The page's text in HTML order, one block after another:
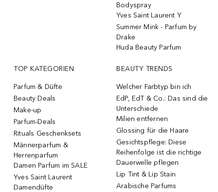
Bodyspray
Yves Saint Laurent Y
Summer Mink - Parfum by
Drake
Huda Beauty Parfum
TOP KATEGORIEN
Parfum & Düfte
Beauty Deals
Make-up
Parfum-Deals
Rituals Geschenksets
Männerparfum &
Herrenparfum
Damen Parfum im SALE
Yves Saint Laurent
Damendüfte
BEAUTY TRENDS
Welcher Farbtyp bin ich
EdP, EdT & Co.: Das sind die
Unterschiede
Milien entfernen
Glossing für die Haare
Gesichtspflege: Diese
Reihenfolge ist die richtige
Dauerwelle pflegen
Lip Tint & Lip Stain
Arabische Parfums